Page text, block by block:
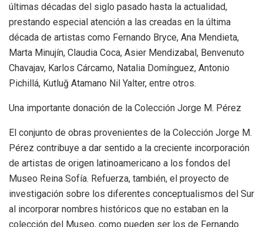
últimas décadas del siglo pasado hasta la actualidad,
prestando especial atención a las creadas en la última
década de artistas como Fernando Bryce, Ana Mendieta,
Marta Minujín, Claudia Coca, Asier Mendizabal, Benvenuto
Chavajav, Karlos Cárcamo, Natalia Domínguez, Antonio
Pichillá, Kutluğ Atamano Nil Yalter, entre otros.
Una importante donación de la Colección Jorge M. Pérez
El conjunto de obras provenientes de la Colección Jorge M.
Pérez contribuye a dar sentido a la creciente incorporación
de artistas de origen latinoamericano a los fondos del
Museo Reina Sofía. Refuerza, también, el proyecto de
investigación sobre los diferentes conceptualismos del Sur
al incorporar nombres históricos que no estaban en la
colección del Museo, como pueden ser los de Fernando